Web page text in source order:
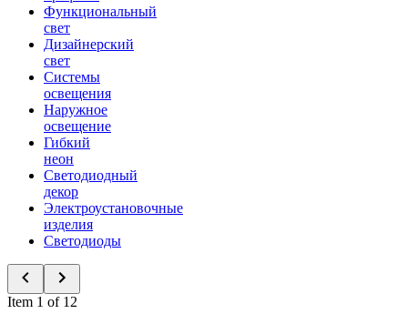
Функциональный
свет
Дизайнерский
свет
Системы
освещения
Наружное
освещение
Гибкий
неон
Светодиодный
декор
Электроустановочные
изделия
Светодиоды
Item 1 of 12